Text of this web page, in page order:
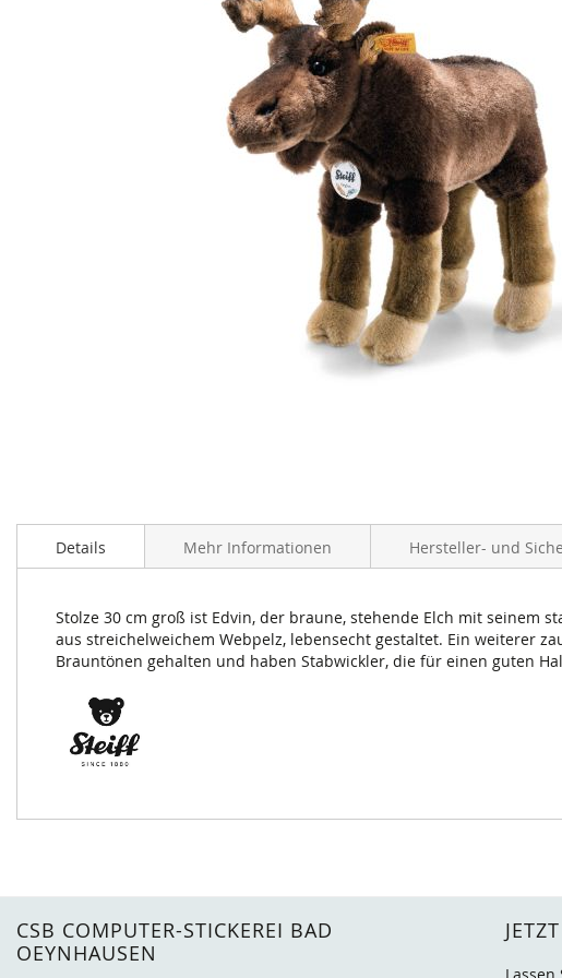
Anfang
Bildergalerie
Details
Stolze 30 cm groß ist Edvin, der braune, stehende Elch mit seinem
aus streichelweichem Webpelz, lebensecht gestaltet. Ein weiterer
Brauntönen gehalten und haben Stabwickler, die für einen guten
Mehr Informationen Hersteller- und
CSB COMPUTER-STICKEREI BAD
OEYNHAUSEN